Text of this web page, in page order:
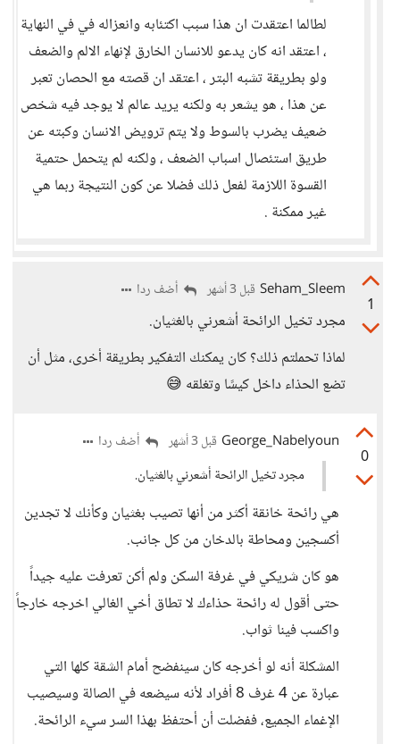
لطالما اعتقدت ان هذا سبب اكتئابه وانعزاله في في النهاية
، اعتقد انه كان يدعو للانسان الخارق لإنهاء الالم والضعف
ولو بطريقة تشبه البتر ، اعتقد ان قصته مع الحصان تعبر
عن هذا ، هو يشعر به ولكنه يريد عالم لا يوجد فيه شخص
ضعيف يضرب بالسوط ولا يتم ترويض الانسان وكبته عن
طريق استئصال اسباب الضعف ، ولكنه لم يتحمل حتمية
القسوة اللازمة لفعل ذلك فضلا عن كون النتيجة ربما هي
غير ممكنة .
1
Seham_Sleem قبل 3 أشهر أضف ردا
مجرد تخيل الرائحة أشعرني بالغثيان.
لماذا تحملتم ذلك؟ كان يمكنك التفكير بطريقة أخرى، مثل أن
تضع الحذاء داخل كيسًا وتغلقه 😅
0
George_Nabelyoun قبل 3 أشهر
أضف ردا
مجرد تخيل الرائحة أشعرني بالغثيان.
هي رائحة خانقة أكثر من أنها تصيب بغثيان وكأنك لا تجدين
أكسجين ومحاطة بالدخان من كل جانب.
هو كان شريكي في غرفة السكن ولم أكن تعرفت عليه جيداً
حتى أقول له رائحة حذاءك لا تطاق أخي الغالي اخرجه خارجاً
واكسب فينا ثواب.
المشكلة أنه لو أخرجه كان سينفضح أمام الشقة كلها التي
عبارة عن 4 غرف 8 أفراد لأنه سيضعه في الصالة وسيصيب
الإغماء الجميع، ففضلت أن أحتفظ بهذا السر سيء الرائحة.